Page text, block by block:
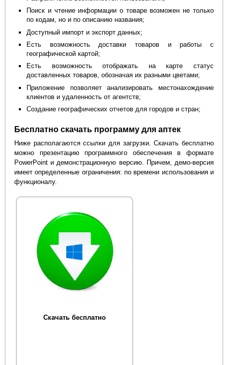
Поиск и чтение информации о товаре возможен не только
по кодам, но и по описанию названия;
Доступный импорт и экспорт данных;
Есть возможность доставки товаров и работы с
географической картой;
Есть возможность отображать на карте статус
доставленных товаров, обозначая их разными цветами;
Приложение позволяет анализировать местонахождение
клиентов и удаленность от агентств;
Создание географических отчетов для городов и стран;
Бесплатно скачать программу для аптек
Ниже располагаются ссылки для загрузки. Скачать бесплатно
можно презентацию программного обеспечения в формате
PowerPoint и демонстрационную версию. Причем, демо-версия
имеет определенные ограничения: по времени использования и
функционалу.
Скачать бесплатно